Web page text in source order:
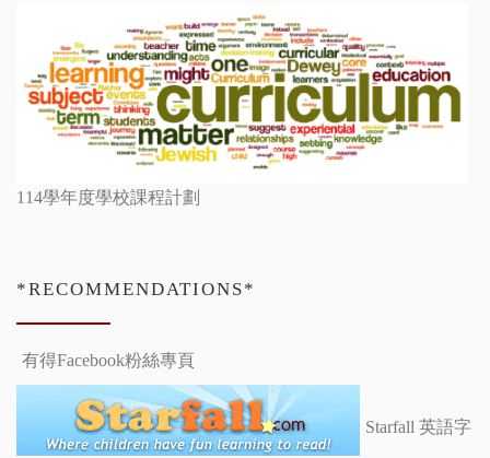
114學年度學校課程計劃
*RECOMMENDATIONS*
有得Facebook粉絲專頁
Starfall 英語字